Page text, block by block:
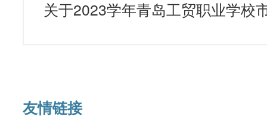
友情链接